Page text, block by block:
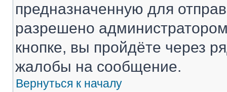
предназначенную для
разрешено
кнопке, вы пройдёте через
жалобы на сообщение.
Вернуться к началу